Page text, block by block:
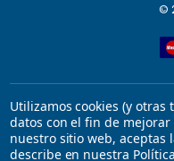
©
Utilizamos cookies (y
datos con el fin de
nuestro sitio web, aceptas
describe en nuestra